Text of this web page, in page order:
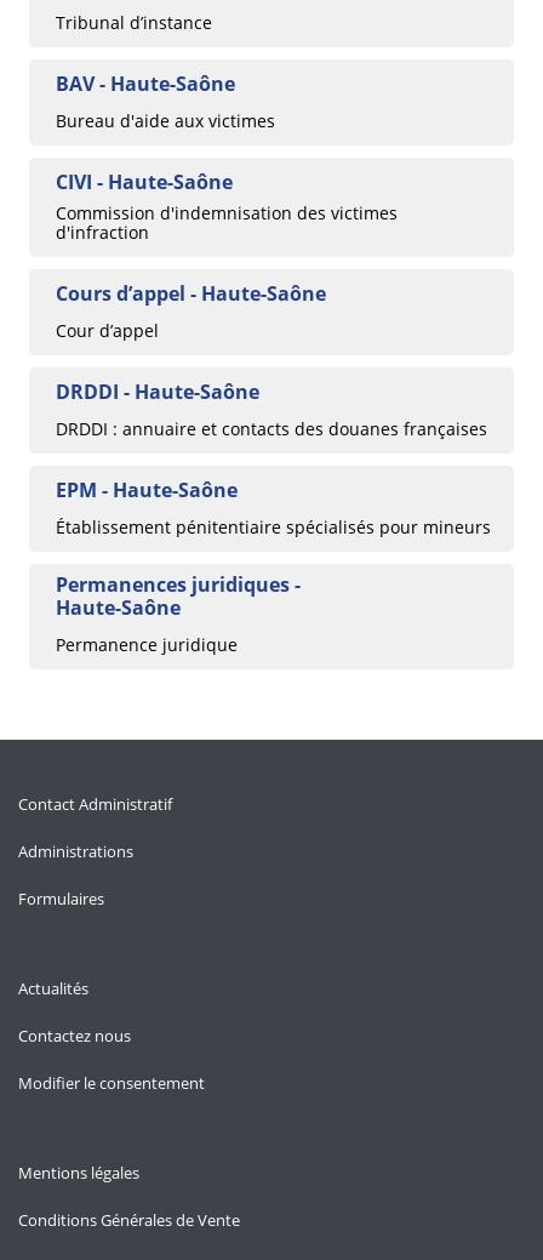
Tribunal d’instance
BAV - Haute-Saône
Bureau d'aide aux victimes
CIVI - Haute-Saône
Commission d'indemnisation des victimes
d'infraction
Cours d’appel - Haute-Saône
Cour d’appel
DRDDI - Haute-Saône
DRDDI : annuaire et contacts des douanes françaises
EPM - Haute-Saône
Établissement pénitentiaire spécialisés pour mineurs
Permanences juridiques -
Haute-Saône
Permanence juridique
Contact Administratif
Administrations
Formulaires
Actualités
Contactez nous
Modifier le consentement
Mentions légales
Conditions Générales de Vente